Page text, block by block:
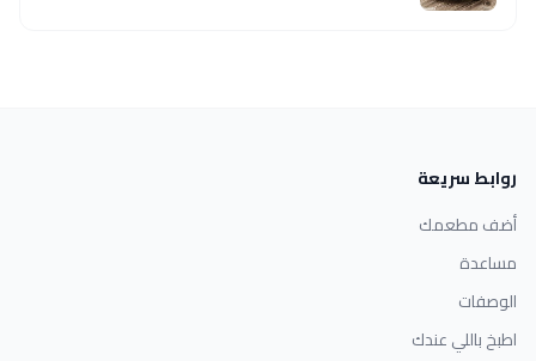
روابط سريعة
أضف مطعمك
مساعدة
الوصفات
اطبخ باللي عندك